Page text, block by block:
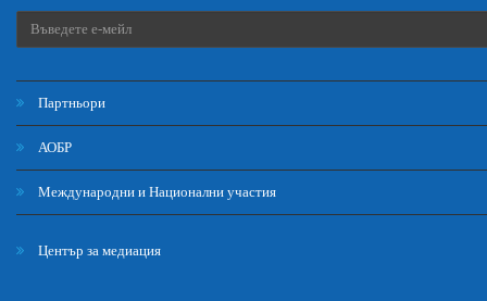
Партньори
АОБР
Международни и Национални участия
Център за медиация